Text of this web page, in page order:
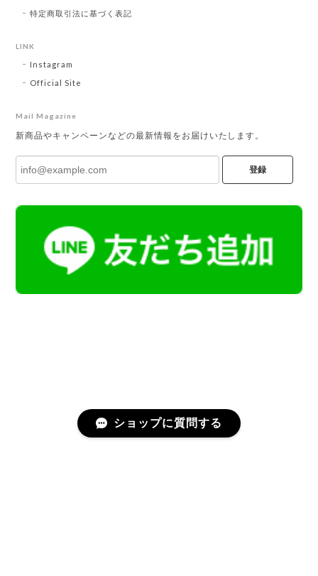
特定商取引法に基づく表記
LINK
Instagram
Official Site
Mail Magazine
新商品やキャンペーンなどの最新情報をお届けいたします。
登録
ショップに質問する